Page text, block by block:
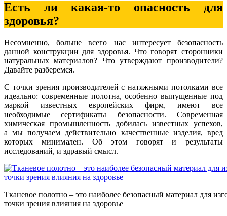
Есть ли какая-то опасность для
здоровья?
Несомненно, больше всего нас интересует безопасность
данной конструкции для здоровья. Что говорят сторонники
натуральных материалов? Что утверждают производители?
Давайте разберемся.
С точки зрения производителей с натяжными потолками все
идеально: современные полотна, особенно выпущенные под
маркой известных европейских фирм, имеют все
необходимые сертификаты безопасности. Современная
химическая промышленность добилась известных успехов,
а мы получаем действительно качественные изделия, вред
которых минимален. Об этом говорят и результаты
исследований, и здравый смысл.
Тканевое полотно – это наиболее безопасный материал для
точки зрения влияния на здоровье